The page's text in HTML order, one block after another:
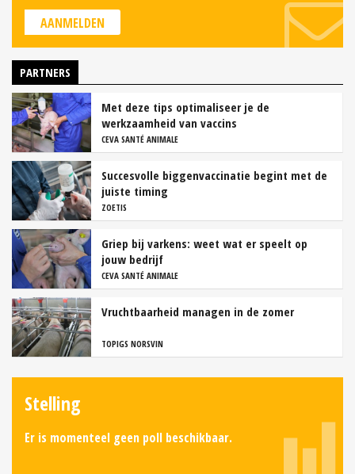
AANMELDEN
PARTNERS
Met deze tips optimaliseer je de
werkzaamheid van vaccins
CEVA SANTÉ ANIMALE
Succesvolle biggenvaccinatie begint met de
juiste timing
ZOETIS
Griep bij varkens: weet wat er speelt op
jouw bedrijf
CEVA SANTÉ ANIMALE
Vruchtbaarheid managen in de zomer
TOPIGS NORSVIN
Stelling
Er is momenteel geen poll beschikbaar.